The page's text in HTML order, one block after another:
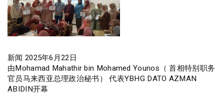
新闻 2025年6月22日
由Mohamad Mahathir bin Mohamed Younos（ 首相特别职务
官员马来西亚总理政治秘书） 代表YBHG DATO AZMAN
ABIDIN开幕